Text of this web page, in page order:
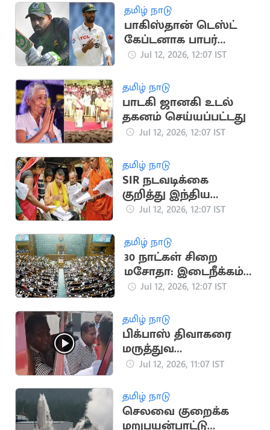
தமிழ் நாடு
பாகிஸ்தான் டெஸ்ட்
கேப்டனாக பாபர்
நியமனம்: முன்னாள்
Jul 12, 2026, 12:07 IST
தமிழ் நாடு
பாடகி ஜானகி உடல்
தகனம் செய்யப்பட்டது
Jul 12, 2026, 12:07 IST
தமிழ் நாடு
SIR நடவடிக்கை
குறித்து இந்திய
அரசிடம் விளக்கம்
Jul 12, 2026, 12:07 IST
தமிழ் நாடு
30 நாட்கள் சிறை
மசோதா: இடைநீக்கம்
செய்ய நாடாளுமன்ற
Jul 12, 2026, 12:07 IST
தமிழ் நாடு
பிக்பாஸ் திவாகரை
மருத்துவ
பரிசோதனைக்கு
போலீசார்
Jul 12, 2026, 11:07 IST
தமிழ் நாடு
செலவை குறைக்க